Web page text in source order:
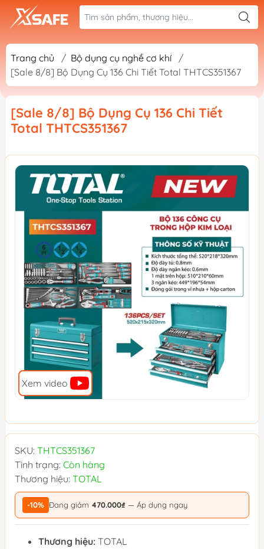
Trang chủ / Bộ dụng cụ nghề cơ khí
/
[Sale 8/8] Bộ Dụng Cụ 136 Chi Tiết Total THTCS351367
[Sale 8/8] Bộ Dụng Cụ 136 Chi Tiết
Total THTCS351367
Xem video
SKU: THTCS351367
Tình trạng: Còn hàng
Thương hiệu: TOTAL
-10% Đang giảm 470.000₫ — Áp dụng ngay
Thương hiệu: TOTAL